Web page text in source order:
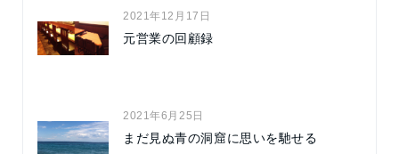
2021年12月17日
元営業の回顧録
2021年6月25日
まだ見ぬ青の洞窟に思いを馳せる